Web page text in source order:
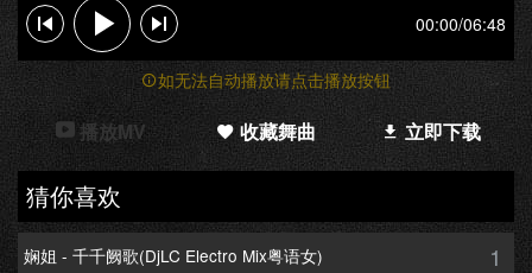
00:00/06:48
如无法自动播放请点击播放按钮
播放MV 收藏舞曲 立即下载
猜你喜欢
娴姐 - 千千阙歌(DjLC Electro Mix粤语女) 1